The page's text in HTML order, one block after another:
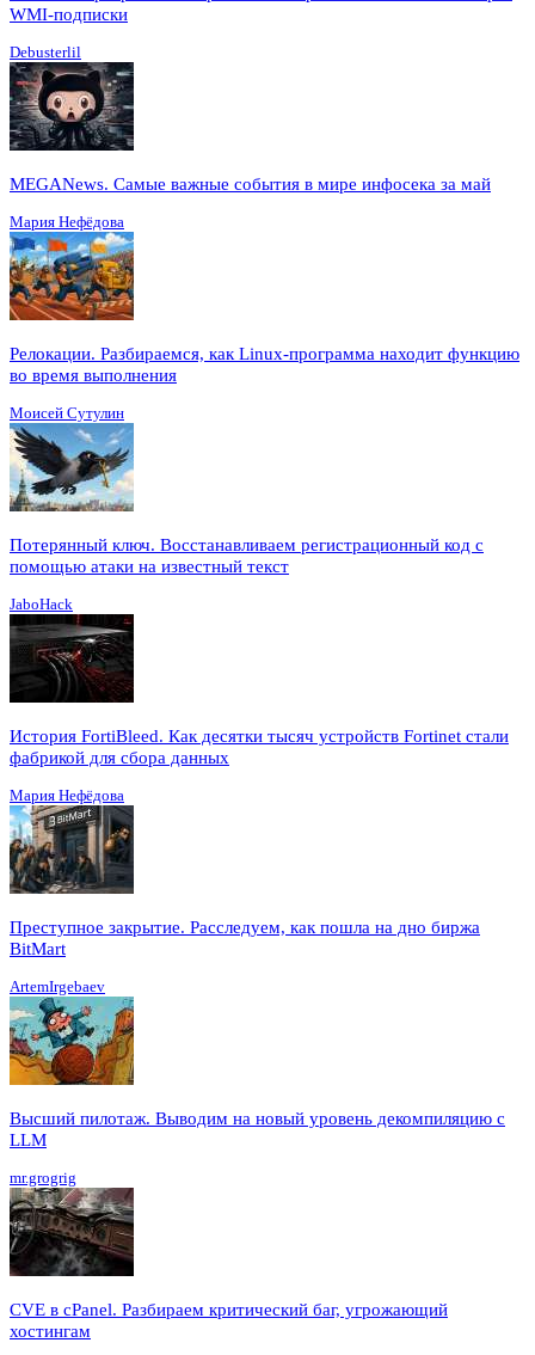
WMI-подписки
Debusterlil
MEGANews. Cамые важные события в мире инфосека за май
Мария Нефёдова
Релокации. Разбираемся, как Linux-программа находит функцию
во время выполнения
Моисей Сутулин
Потерянный ключ. Восстанавливаем регистрационный код с
помощью атаки на известный текст
JaboHack
История FortiBleed. Как десятки тысяч устройств Fortinet стали
фабрикой для сбора данных
Мария Нефёдова
Преступное закрытие. Расследуем, как пошла на дно биржа
BitMart
ArtemIrgebaev
Высший пилотаж. Выводим на новый уровень декомпиляцию с
LLM
mr.grogrig
CVE в cPanel. Разбираем критический баг, угрожающий
хостингам